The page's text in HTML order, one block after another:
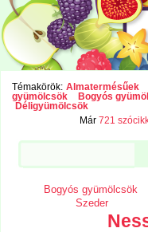
Témakörök: Almatermésűek
gyümölcsök
Bogyós
Déligyümölcsök
Már721
Bogyós gyümölcsök
Szeder